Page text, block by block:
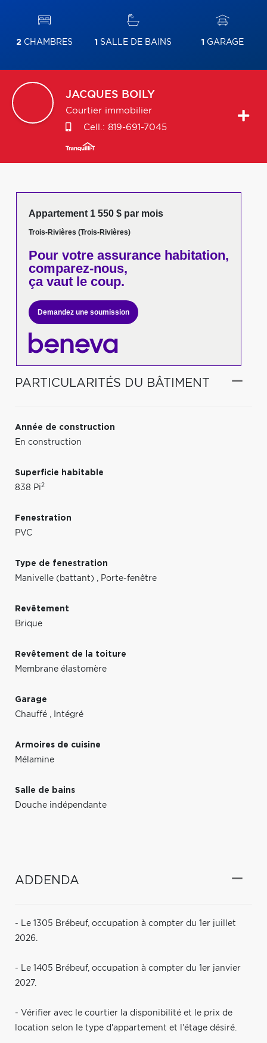
2 CHAMBRES 1 SALLE DE BAINS 1 GARAGE
JACQUES BOILY
Courtier immobilier
Cell.: 819-691-7045
Appartement 1 550 $ par mois
Trois-Rivières (Trois-Rivières)
Pour votreassurance habitation,
comparez-nous,
ça vaut le coup.
Demandez une soumission
PARTICULARITÉS DU BÂTIMENT
Année de construction
En construction
Superficie habitable
838 Pi2
Fenestration
PVC
Type de fenestration
Manivelle (battant) , Porte-fenêtre
Revêtement
Brique
Revêtement de la toiture
Membrane élastomère
Garage
Chauffé , Intégré
Armoires de cuisine
Mélamine
Salle de bains
Douche indépendante
ADDENDA
- Le 1305 Brébeuf, occupation à compter du 1er juillet
2026.
- Le 1405 Brébeuf, occupation à compter du 1er janvier
2027.
- Vérifier avec le courtier la disponibilité et le prix de
location selon le type d'appartement et l'étage désiré.